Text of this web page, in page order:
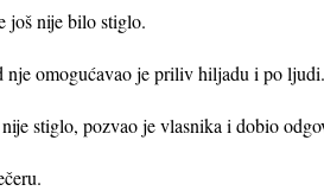
još nije bilo stiglo.
nje omogućavao je priliv hiljadu i po ljudi.
stiglo, pozvao je vlasnika i dobio